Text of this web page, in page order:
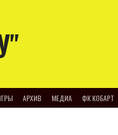
АРХИВ МЕДИА ФК КОБАРТ